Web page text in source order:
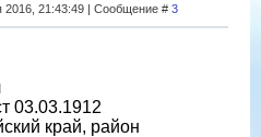
2016, 21:43:49 | Сообщение # 3
03.03.1912
край, район